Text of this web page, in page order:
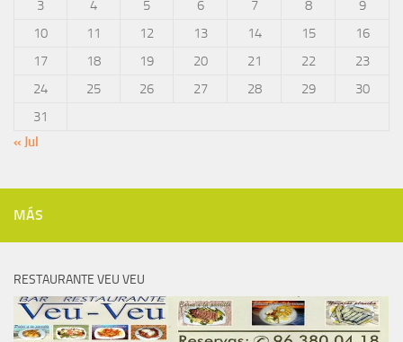
3
4 5 6 7 8
9
10
11 12 13 14 15
16
17
18 19 20 21 22
23
24
25 26 27 28 29
30
31
« Jul
MÁS
RESTAURANTE VEU VEU